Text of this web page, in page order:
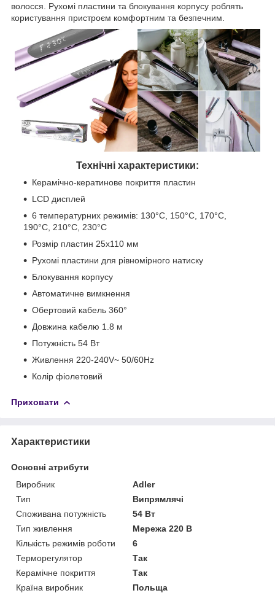
волосся. Рухомі пластини та блокування корпусу роблять
користування пристроєм комфортним та безпечним.
Технічні характеристики:
Керамічно-кератинове покриття пластин
LCD дисплей
6 температурних режимів: 130°C, 150°C, 170°C,
190°C, 210°C, 230°C
Розмір пластин 25x110 мм
Рухомі пластини для рівномірного натиску
Блокування корпусу
Автоматичне вимкнення
Обертовий кабель 360°
Довжина кабелю 1.8 м
Потужність 54 Вт
Живлення 220-240V~ 50/60Hz
Колір фіолетовий
Приховати
Характеристики
Основні атрибути
Виробник
Adler
Тип
Випрямлячі
Споживана потужність
54 Вт
Тип живлення
Мережа 220 В
Кількість режимів роботи
6
Терморегулятор
Так
Керамічне покриття
Так
Країна виробник
Польща